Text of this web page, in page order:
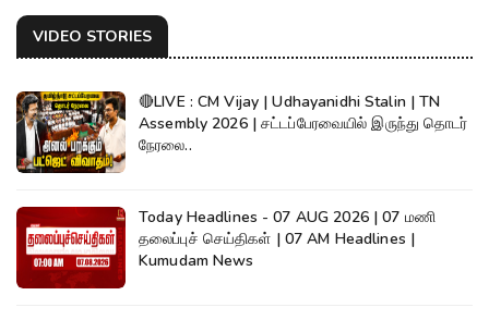
VIDEO STORIES
🔴LIVE : CM Vijay | Udhayanidhi Stalin | TN
Assembly 2026 | சட்டப்பேரவையில் இருந்து தொடர்
நேரலை..
Today Headlines - 07 AUG 2026 | 07 மணி
தலைப்புச் செய்திகள் | 07 AM Headlines |
Kumudam News